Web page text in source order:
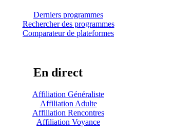
Derniers programmes
Rechercher des programmes
Comparateur de plateformes
En direct
Affiliation Généraliste
Affiliation Adulte
Affiliation Rencontres
Affiliation Voyance